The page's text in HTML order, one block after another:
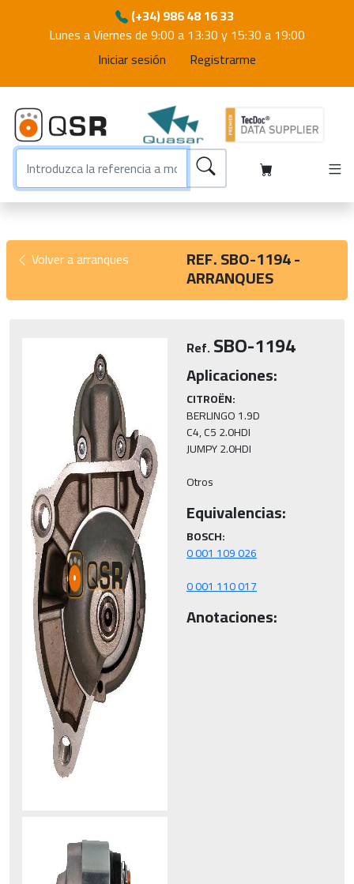
(+34) 986 48 16 33
Lunes a Viernes de 9:00 a 13:30 y 15:30 a 19:00
Iniciar sesión
Registrarme
Volver a arranques REF. SBO-1194 -
ARRANQUES
Ref.SBO-1194
Aplicaciones:
CITROËN:
BERLINGO 1.9D
C4, C5 2.0HDI
JUMPY 2.0HDI
Otros
Equivalencias:
BOSCH:
0 001 110 017
Anotaciones: